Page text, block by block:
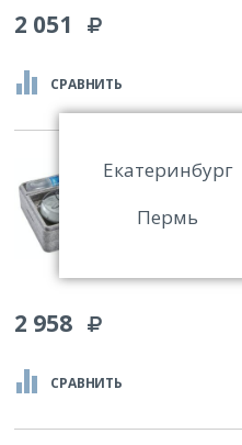
2 051
СРАВНИТЬ
2 958
СРАВНИТЬ
Екатеринбург
Пермь